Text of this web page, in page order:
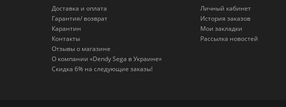
Доставка и оплата
Гарантия/ возврат
Карантин
Контакты
Отзывы о магазине
О компании «Dendy Sega в Украине»
Скидка 6% на следующие заказы!
Личный кабинет
История заказов
Мои закладки
Рассылка новостей